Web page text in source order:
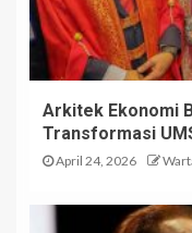
Arkitek Ekonomi
Transformasi
April 24, 2026